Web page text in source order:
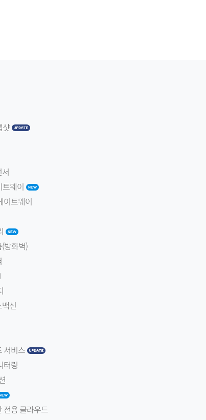
샷
웨이
이트웨이
방화벽)
백신
서비스
터링
전용 클라우드